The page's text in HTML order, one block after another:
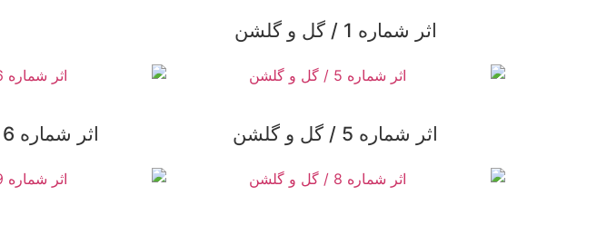
اثر شماره 1 / گل و گلشن
اثر شماره 5 / گل و گلشن اثر شماره 6 / گل و گلشن